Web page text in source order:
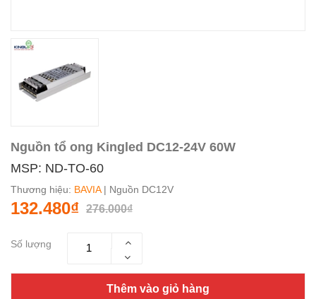
Nguồn tổ ong Kingled DC12-24V 60W
MSP: ND-TO-60
Thương hiệu: BAVIA| Nguồn DC12V
132.480₫ 276.000₫
Số lượng
Thêm vào giỏ hàng